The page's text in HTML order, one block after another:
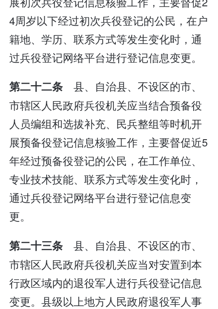
4周岁以下经过初次兵役登记的公民，在户
籍地、学历、联系方式等发生变化时，通
过兵役登记网络平台进行登记信息变更。
第二十二条 县、自治县、不设区的市、
市辖区人民政府兵役机关应当结合预备役
人员编组和选拔补充、民兵整组等时机开
展预备役登记信息核验工作，主要督促近5
年经过预备役登记的公民，在工作单位、
专业技术技能、联系方式等发生变化时，
通过兵役登记网络平台进行登记信息变
更。
第二十三条 县、自治县、不设区的市、
市辖区人民政府兵役机关应当对安置到本
行政区域内的退役军人进行兵役登记信息
变更。县级以上地方人民政府退役军人事